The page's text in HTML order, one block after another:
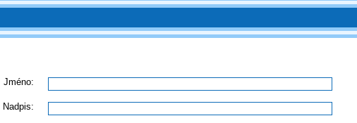
Jméno:
Nadpis: